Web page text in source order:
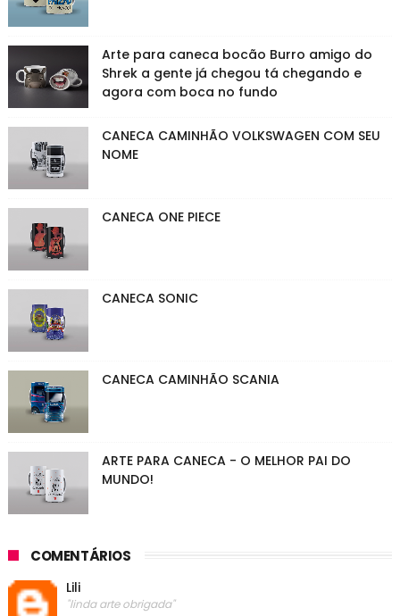
Arte para caneca bocão Burro amigo do
Shrek a gente já chegou tá chegando e
agora com boca no fundo
CANECA CAMINHÃO VOLKSWAGEN COM SEU
NOME
CANECA ONE PIECE
CANECA SONIC
CANECA CAMINHÃO SCANIA
ARTE PARA CANECA - O MELHOR PAI DO
MUNDO!
COMENTÁRIOS
Lili
"linda arte obrigada"